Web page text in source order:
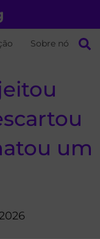
Sobre nós
um